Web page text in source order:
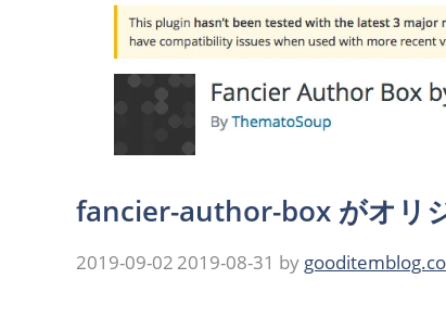
fancier-author-box がオリ
2019-09-02 2019-08-31 by